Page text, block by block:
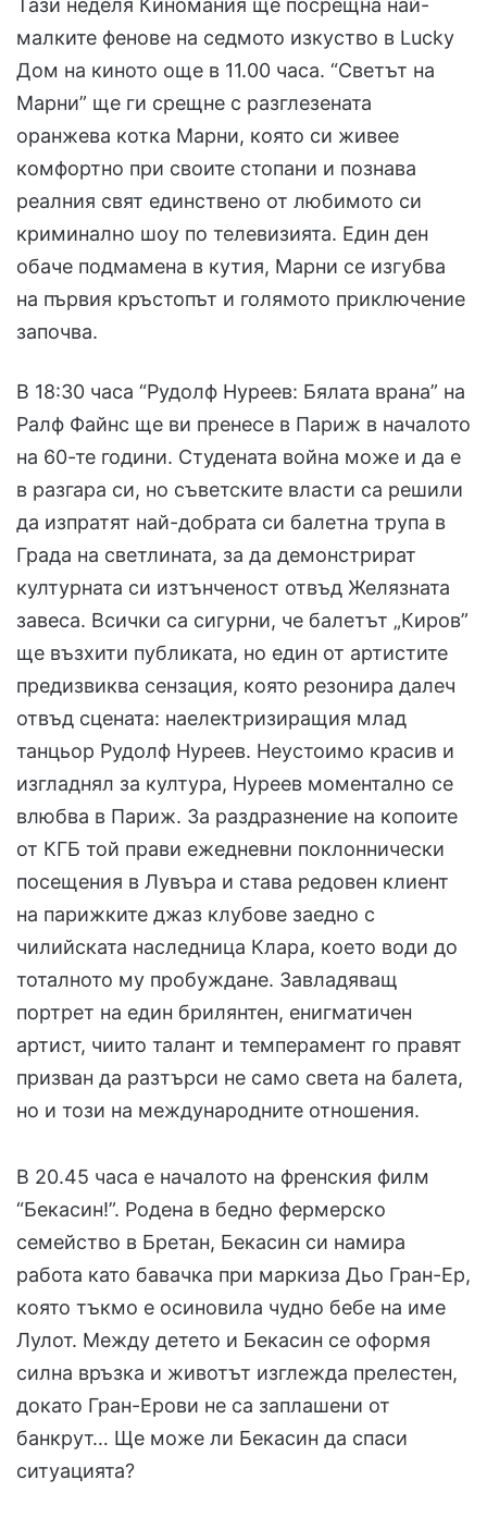
Тази неделя Киномания ще посрещна най-
малките фенове на седмото изкуство в Lucky
Дом на киното още в 11.00 часа. “Светът на
Марни” ще ги срещне с разглезената
оранжева котка Марни, която си живее
комфортно при своите стопани и познава
реалния свят единствено от любимото си
криминално шоу по телевизията. Един ден
обаче подмамена в кутия, Марни се изгубва
на първия кръстопът и голямото приключение
започва.
В 18:30 часа “Рудолф Нуреев: Бялата врана” на
Ралф Файнс ще ви пренесе в Париж в началото
на 60-те години. Студената война може и да е
в разгара си, но съветските власти са решили
да изпратят най-добрата си балетна трупа в
Града на светлината, за да демонстрират
културната си изтънченост отвъд Желязната
завеса. Всички са сигурни, че балетът „Киров”
ще възхити публиката, но един от артистите
предизвиква сензация, която резонира далеч
отвъд сцената: наелектризиращия млад
танцьор Рудолф Нуреев. Неустоимо красив и
изгладнял за култура, Нуреев моментално се
влюбва в Париж. За раздразнение на копоите
от КГБ той прави ежедневни поклоннически
посещения в Лувъра и става редовен клиент
на парижките джаз клубове заедно с
чилийската наследница Клара, което води до
тоталното му пробуждане. Завладяващ
портрет на един брилянтен, енигматичен
артист, чиито талант и темперамент го правят
призван да разтърси не само света на балета,
но и този на международните отношения.
В 20.45 часа е началото на френския филм
“Бекасин!”. Родена в бедно фермерско
семейство в Бретан, Бекасин си намира
работа като бавачка при маркиза Дьо Гран-Ер,
която тъкмо е осиновила чудно бебе на име
Лулот. Между детето и Бекасин се оформя
силна връзка и животът изглежда прелестен,
докато Гран-Ерови не са заплашени от
банкрут… Ще може ли Бекасин да спаси
ситуацията?